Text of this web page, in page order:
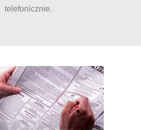
telefonicznie.